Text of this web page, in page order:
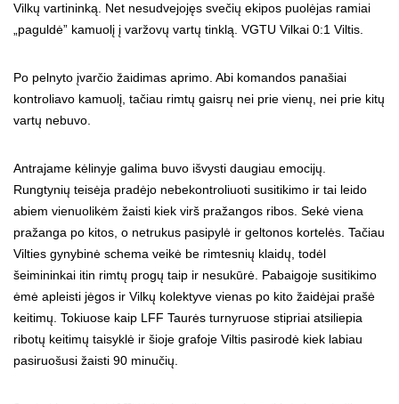
Vilkų vartininką. Net nesudvejojęs svečių ekipos puolėjas ramiai
„paguldė” kamuolį į varžovų vartų tinklą. VGTU Vilkai 0:1 Viltis.
Po pelnyto įvarčio žaidimas aprimo. Abi komandos panašiai
kontroliavo kamuolį, tačiau rimtų gaisrų nei prie vienų, nei prie kitų
vartų nebuvo.
Antrajame kėlinyje galima buvo išvysti daugiau emocijų.
Rungtynių teisėja pradėjo nebekontroliuoti susitikimo ir tai leido
abiem vienuolikėm žaisti kiek virš pražangos ribos. Sekė viena
pražanga po kitos, o netrukus pasipylė ir geltonos kortelės. Tačiau
Vilties gynybinė schema veikė be rimtesnių klaidų, todėl
šeimininkai itin rimtų progų taip ir nesukūrė. Pabaigoje susitikimo
ėmė apleisti jėgos ir Vilkų kolektyve vienas po kito žaidėjai prašė
keitimų. Tokiuose kaip LFF Taurės turnyruose stipriai atsiliepia
ribotų keitimų taisyklė ir šioje grafoje Viltis pasirodė kiek labiau
pasiruošusi žaisti 90 minučių.